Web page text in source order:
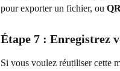
pour exporter un fichier, ou
Étape 7 : Enregistrez
Si vous voulez réutiliser cette